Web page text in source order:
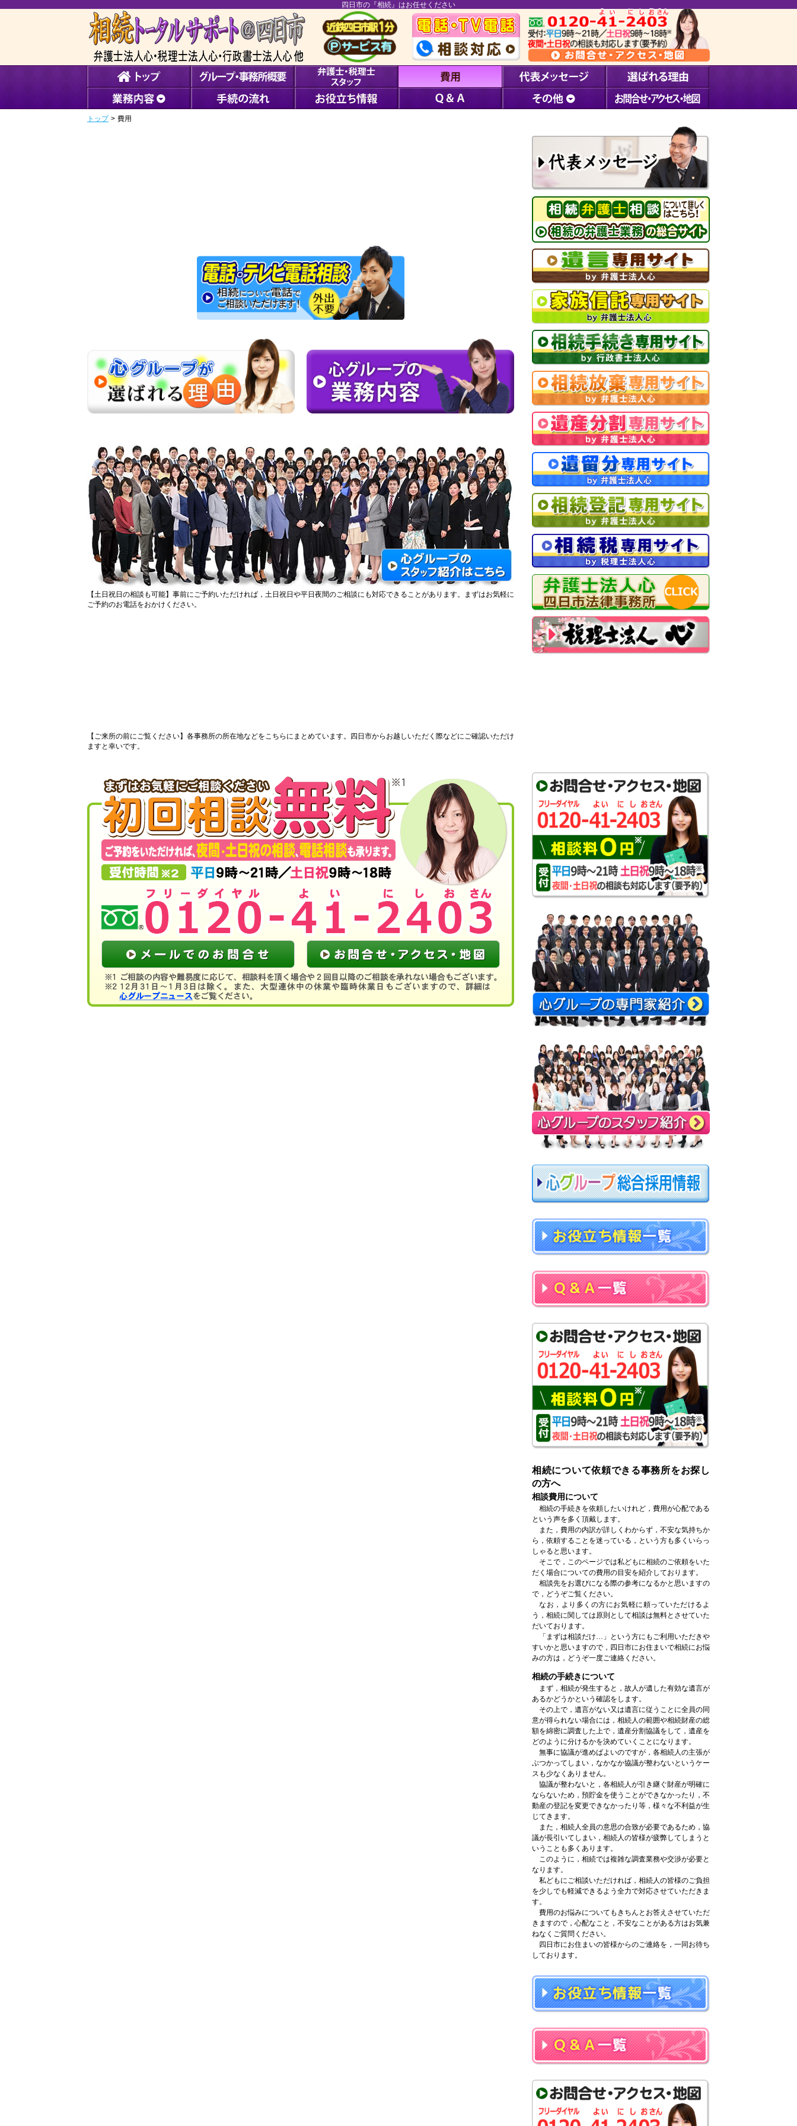
四日市の『相続』はお任せください
トップ > 費用
土日祝日の相談も可能
事前にご予約いただければ，土日祝日や平日夜間のご相談にも対応できることがあります。まずはお気軽に
ご予約のお電話をおかけください。
ご来所の前にご覧ください
各事務所の所在地などをこちらにまとめています。四日市からお越しいただく際などにご確認いただけ
ますと幸いです。
相続について依頼できる事務所をお探し
の方へ
相談費用について
相続の手続きを依頼したいけれど，費用が心配である
という声を多く頂戴します。
また，費用の内訳が詳しくわからず，不安な気持ちか
ら，依頼することを迷っている，という方も多くいらっ
しゃると思います。
そこで，このページでは私どもに相続のご依頼をいた
だく場合についての費用の目安を紹介しております。
相談先をお選びになる際の参考になるかと思いますの
で，どうぞご覧ください。
なお，より多くの方にお気軽に頼っていただけるよ
う，相続に関しては原則として相談は無料とさせていた
だいております。
「まずは相談だけ…」という方にもご利用いただきや
すいかと思いますので，四日市にお住まいで相続にお悩
みの方は，どうぞ一度ご連絡ください。
相続の手続きについて
まず，相続が発生すると，故人が遺した有効な遺言が
あるかどうかという確認をします。
その上で，遺言がない又は遺言に従うことに全員の同
意が得られない場合には，相続人の範囲や相続財産の総
額を綿密に調査した上で，遺産分割協議をして，遺産を
どのように分けるかを決めていくことになります。
無事に協議が進めばよいのですが，各相続人の主張が
ぶつかってしまい，なかなか協議が整わないというケー
スも少なくありません。
協議が整わないと，各相続人が引き継ぐ財産が明確に
ならないため，預貯金を使うことができなかったり，不
動産の登記を変更できなかったり等，様々な不利益が生
じてきます。
また，相続人全員の意思の合致が必要であるため，協
議が長引いてしまい，相続人の皆様が疲弊してしまうと
いうことも多くあります。
このように，相続では複雑な調査業務や交渉が必要と
なります。
私どもにご相談いただければ，相続人の皆様のご負担
を少しでも軽減できるよう全力で対応させていただきま
す。
費用のお悩みについてもきちんとお答えさせていただ
きますので，心配なこと，不安なことがある方はお気兼
ねなくご質問ください。
四日市にお住まいの皆様からのご連絡を，一同お待ち
しております。